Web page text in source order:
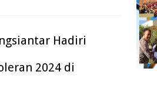
Hadiri
2024 di